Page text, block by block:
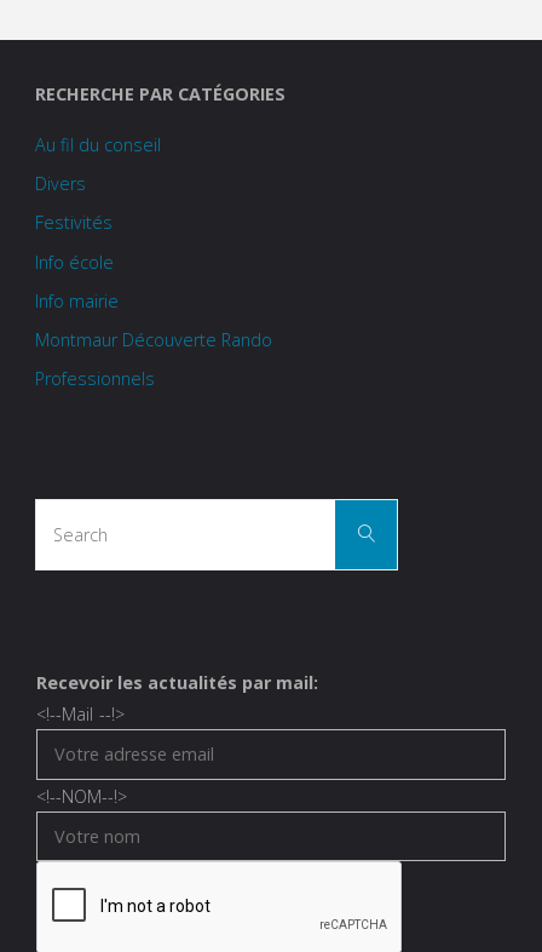
RECHERCHE PAR CATÉGORIES
Au fil du conseil
Divers
Festivités
Info école
Info mairie
Montmaur Découverte Rando
Professionnels
Search
Recevoir les actualités par mail:
<!--Mail --!>
<!--NOM--!>